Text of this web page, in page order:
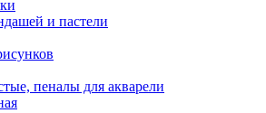
и пастели
пеналы для акварели